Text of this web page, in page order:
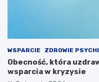
WSPARCIE ZDROWIE
Obecność, która
wsparcia w kryzysie